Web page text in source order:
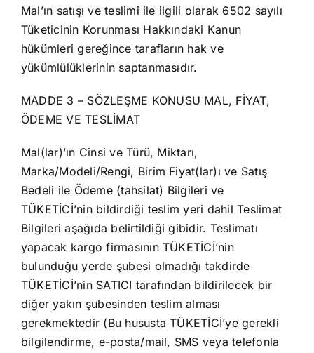
Mal’ın satışı ve teslimi ile ilgili olarak 6502 sayılı
Tüketicinin Korunması Hakkındaki Kanun
hükümleri gereğince tarafların hak ve
yükümlülüklerinin saptanmasıdır.
MADDE 3 – SÖZLEŞME KONUSU MAL, FİYAT,
ÖDEME VE TESLİMAT
Mal(lar)’ın Cinsi ve Türü, Miktarı,
Marka/Modeli/Rengi, Birim Fiyat(lar)ı ve Satış
Bedeli ile Ödeme (tahsilat) Bilgileri ve
TÜKETİCİ’nin bildirdiği teslim yeri dahil Teslimat
Bilgileri aşağıda belirtildiği gibidir. Teslimatı
yapacak kargo firmasının TÜKETİCİ’nin
bulunduğu yerde şubesi olmadığı takdirde
TÜKETİCİ’nin SATICI tarafından bildirilecek bir
diğer yakın şubesinden teslim alması
gerekmektedir (Bu hususta TÜKETİCİ’ye gerekli
bilgilendirme, e-posta/mail, SMS veya telefonla